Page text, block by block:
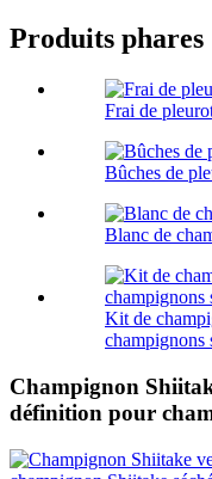
Produits phares
Frai de
Bûches de
Blanc de
Kit de
champignons
Champignon
définition pour